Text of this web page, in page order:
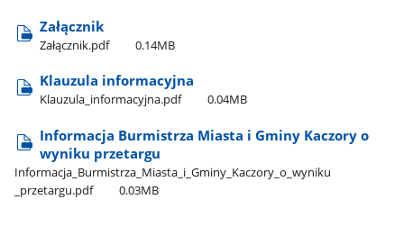
Załącznik
Załącznik.pdf 0.14MB
Klauzula informacyjna
Klauzula​_informacyjna.pdf 0.04MB
Informacja Burmistrza Miasta i Gminy Kaczory o
wyniku przetargu
Informacja​_Burmistrza​_Miasta​_i​_Gminy​_Kaczory​_o​_wyniku​
_przetargu.pdf
0.03MB